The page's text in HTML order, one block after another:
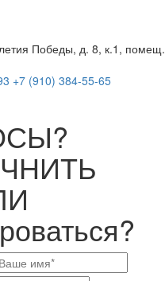
Победы, д. 8, к.1, помещ.
+7 (910) 384-55-65